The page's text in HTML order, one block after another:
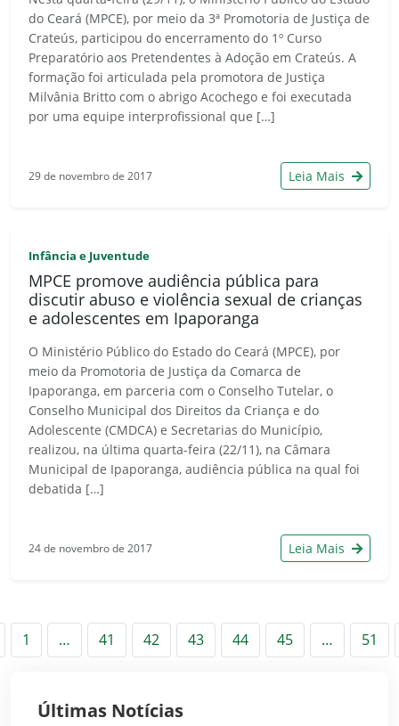
do Ceará (MPCE), por meio da 3ª Promotoria de Justiça de
Crateús, participou do encerramento do 1º Curso
Preparatório aos Pretendentes à Adoção em Crateús. A
formação foi articulada pela promotora de Justiça
Milvânia Britto com o abrigo Acochego e foi executada
por uma equipe interprofissional que […]
29 de novembro de 2017 Leia Mais
Infância e Juventude
MPCE promove audiência pública para
discutir abuso e violência sexual de crianças
e adolescentes em Ipaporanga
O Ministério Público do Estado do Ceará (MPCE), por
meio da Promotoria de Justiça da Comarca de
Ipaporanga, em parceria com o Conselho Tutelar, o
Conselho Municipal dos Direitos da Criança e do
Adolescente (CMDCA) e Secretarias do Município,
realizou, na última quarta-feira (22/11), na Câmara
Municipal de Ipaporanga, audiência pública na qual foi
debatida […]
24 de novembro de 2017 Leia Mais
1 … 41 42 43 44 45 … 51
Últimas Notícias